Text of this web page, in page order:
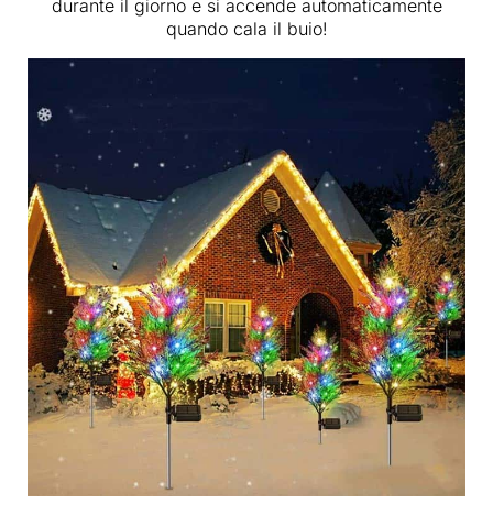
durante il giorno e si accende automaticamente
quando cala il buio!